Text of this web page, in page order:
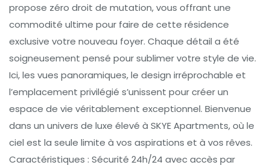
propose zéro droit de mutation, vous offrant une
commodité ultime pour faire de cette résidence
exclusive votre nouveau foyer. Chaque détail a été
soigneusement pensé pour sublimer votre style de vie.
Ici, les vues panoramiques, le design irréprochable et
l’emplacement privilégié s’unissent pour créer un
espace de vie véritablement exceptionnel. Bienvenue
dans un univers de luxe élevé à SKYE Apartments, où le
ciel est la seule limite à vos aspirations et à vos rêves.
Caractéristiques : Sécurité 24h/24 avec accès par